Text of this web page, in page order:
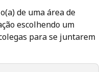
de uma área de
escolhendo um
para se juntarem